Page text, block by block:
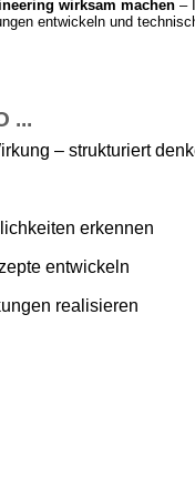
wirksam machen –
entwickeln und
...
– strukturiert
erkennen
entwickeln
realisieren